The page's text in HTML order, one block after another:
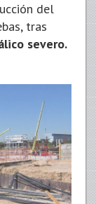
del
tras
severo.